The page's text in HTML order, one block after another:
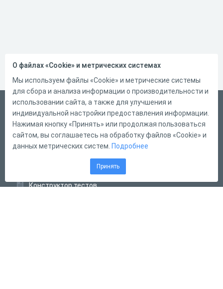
Русский
Справка
Форма обратной связи
Конструктор тестов
О файлах «Cookie» и метрических системах
Мы используем файлы «Cookie» и метрические системы
для сбора и анализа информации о производительности и
использовании сайта, а также для улучшения и
индивидуальной настройки предоставления информации.
Нажимая кнопку «Принять» или продолжая пользоваться
сайтом, вы соглашаетесь на обработку файлов «Cookie» и
данных метрических систем. Подробнее
Принять